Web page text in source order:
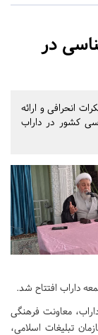
در
انحرافی و ارائه
کشور در داراب
داراب افتتاح شد.
معاونت فرهنگی
تبلیغات اسلامی،